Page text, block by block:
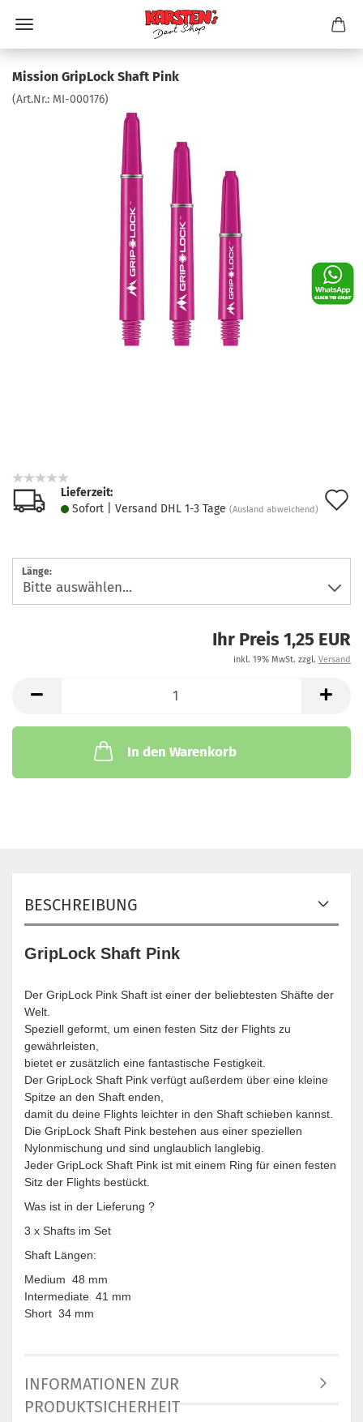
Mission GripLock Shaft Pink
(Art.Nr.: MI-000176)
Lieferzeit:
Sofort | Versand DHL 1-3 Tage (Ausland abweichend)
Länge:
Ihr Preis 1,25 EUR
inkl. 19% MwSt. zzgl. Versand
In den Warenkorb
BESCHREIBUNG
GripLock Shaft Pink
Der GripLock Pink Shaft ist einer der beliebtesten Shäfte der
Welt.
Speziell geformt, um einen festen Sitz der Flights zu
gewährleisten,
bietet er zusätzlich eine fantastische Festigkeit.
Der GripLock Shaft Pink verfügt außerdem über eine kleine
Spitze an den Shaft enden,
damit du deine Flights leichter in den Shaft schieben kannst.
Die GripLock Shaft Pink bestehen aus einer speziellen
Nylonmischung und sind unglaublich langlebig.
Jeder GripLock Shaft Pink ist mit einem Ring für einen festen
Sitz der Flights bestückt.
Was ist in der Lieferung ?
3 x Shafts im Set
Shaft Längen:
Medium 48 mm
Intermediate 41 mm
Short 34 mm
INFORMATIONEN ZUR
PRODUKTSICHERHEIT